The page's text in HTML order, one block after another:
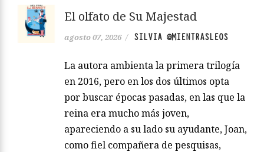
Leer más
agosto 07, 2026 SILVIA @MIENTRASLEOS
La autora ambienta la primera trilogía
en 2016, pero en los dos últimos opta
por buscar épocas pasadas, en las que la